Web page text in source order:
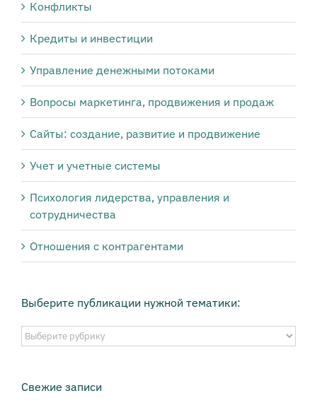
Конфликты
Кредиты и инвестиции
Управление денежными потоками
Вопросы маркетинга, продвижения и продаж
Сайты: создание, развитие и продвижение
Учет и учетные системы
Психология лидерства, управления и
сотрудничества
Отношения с контрагентами
Выберите публикации нужной тематики:
Выберите
публикации
тематики:
Свежие записи